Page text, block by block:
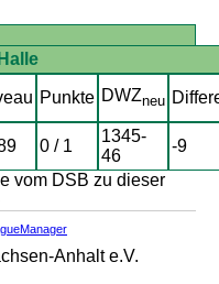
Punkte DWZneu
0 / 1
1345-
46
-9
vom DSB zu dieser
Anhalt e.V.